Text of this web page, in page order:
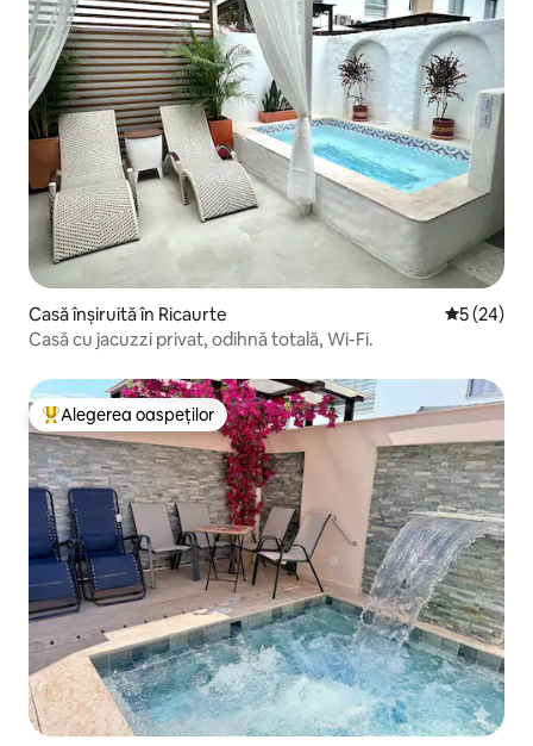
Casă înșiruită în Ricaurte Scor
5 (24)
Casă cu jacuzzi privat, odihnă totală, Wi-Fi.
Locuință din topul categoriei Alegerea oaspeților
Alegerea oaspeților